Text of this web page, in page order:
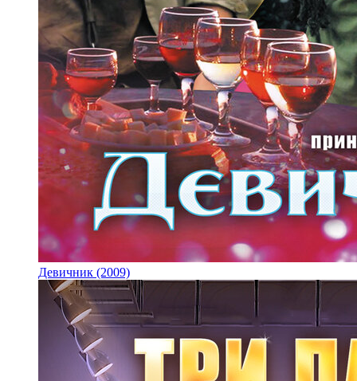
Девичник (2009)